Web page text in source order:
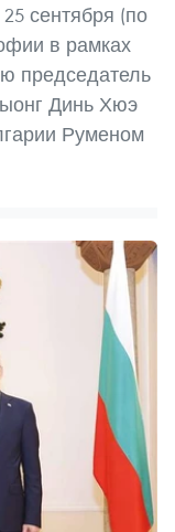
сентября (по
в рамках
председатель
Динь Хюэ
Руменом